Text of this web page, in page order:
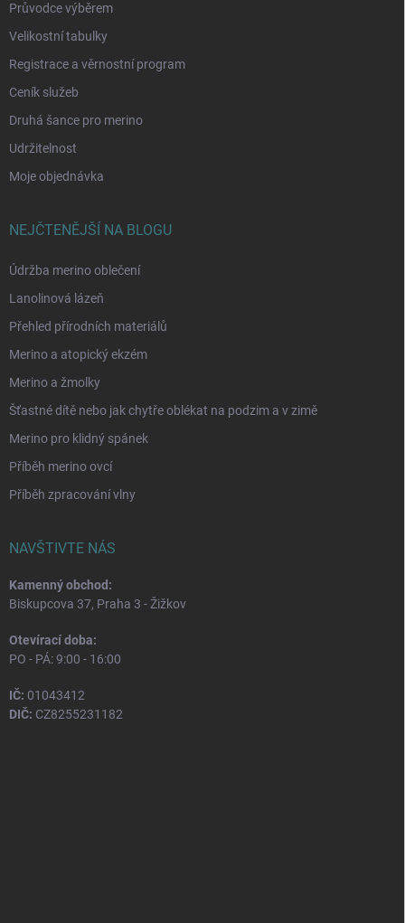
Průvodce výběrem
Velikostní tabulky
Registrace a věrnostní program
Ceník služeb
Druhá šance pro merino
Udržitelnost
Moje objednávka
NEJČTENĚJŠÍ NA BLOGU
Údržba merino oblečení
Lanolinová lázeň
Přehled přírodních materiálů
Merino a atopický ekzém
Merino a žmolky
Šťastné dítě nebo jak chytře oblékat na podzim a v zimě
Merino pro klidný spánek
Příběh merino ovcí
Příběh zpracování vlny
NAVŠTIVTE NÁS
Kamenný obchod:
Biskupcova 37, Praha 3 - Žižkov
Otevírací doba:
PO - PÁ: 9:00 - 16:00
IČ: 01043412
DIČ: CZ8255231182